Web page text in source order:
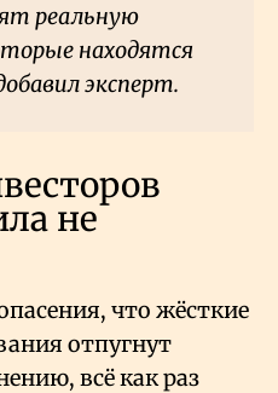
реальную
находятся
эксперт.
не
что жёсткие
отпугнут
всё как раз